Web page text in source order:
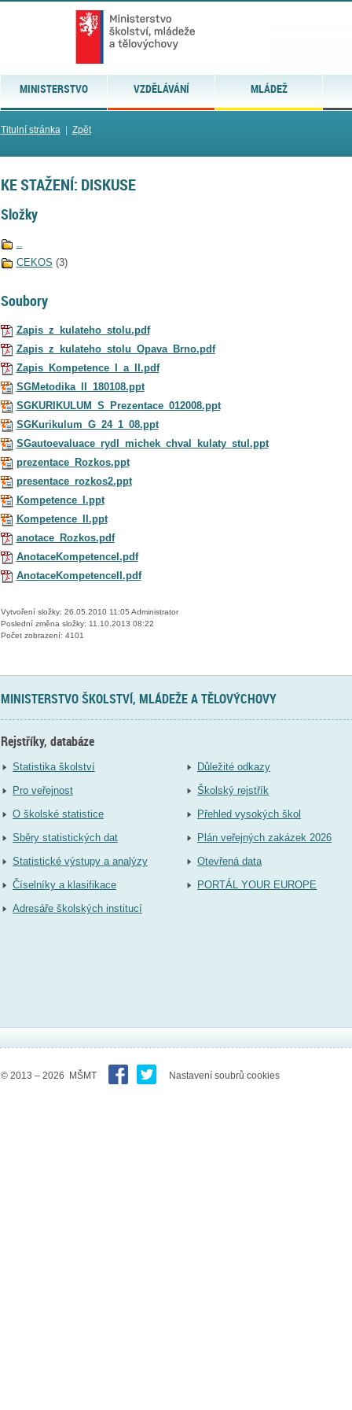
MINISTERSTVO VZDĚLÁVÁNÍ MLÁDEŽ
Titulní stránka| Zpět
KE STAŽENÍ: DISKUSE
Složky
..
CEKOS (3)
Soubory
Zapis_z_kulateho_stolu.pdf
Zapis_z_kulateho_stolu_Opava_Brno.pdf
Zapis_Kompetence_I_a_II.pdf
SGMetodika_II_180108.ppt
SGKURIKULUM_S_Prezentace_012008.ppt
SGKurikulum_G_24_1_08.ppt
SGautoevaluace_rydl_michek_chval_kulaty_stul.ppt
prezentace_Rozkos.ppt
presentace_rozkos2.ppt
Kompetence_I.ppt
Kompetence_II.ppt
anotace_Rozkos.pdf
AnotaceKompetenceI.pdf
AnotaceKompetenceII.pdf
Vytvoření složky: 26.05.2010 11:05 Administrator
Poslední změna složky: 11.10.2013 08:22
Počet zobrazení: 4101
MINISTERSTVO ŠKOLSTVÍ, MLÁDEŽE A TĚLOVÝCHOVY
Rejstříky, databáze
Statistika školství
Pro veřejnost
O školské statistice
Sběry statistických dat
Statistické výstupy a analýzy
Číselníky a klasifikace
Adresáře školských institucí
Důležité odkazy
Školský rejstřík
Přehled vysokých škol
Plán veřejných zakázek 2026
Otevřená data
PORTÁL YOUR EUROPE
© 2013 – 2026 MŠMT Nastavení soubrů cookies